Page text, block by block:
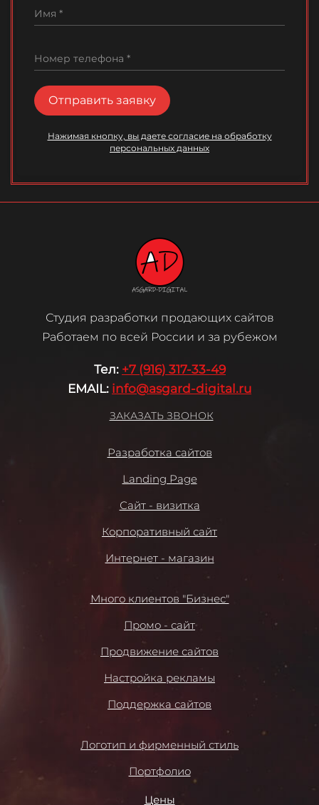
Имя *
Номер телефона *
Отправить заявку
Нажимая кнопку, вы даете согласие на обработку
персональных данных
Студия разработки продающих сайтов
Работаем по всей России и за рубежом
Тел: +7 (916) 317-33-49
EMAIL: info@asgard-digital.ru
ЗАКАЗАТЬ ЗВОНОК
Разработка сайтов
Landing Page
Сайт - визитка
Корпоративный сайт
Интернет - магазин
Много клиентов "Бизнес"
Промо - сайт
Продвижение сайтов
Настройка рекламы
Поддержка сайтов
Логотип и фирменный стиль
Портфолио
Цены